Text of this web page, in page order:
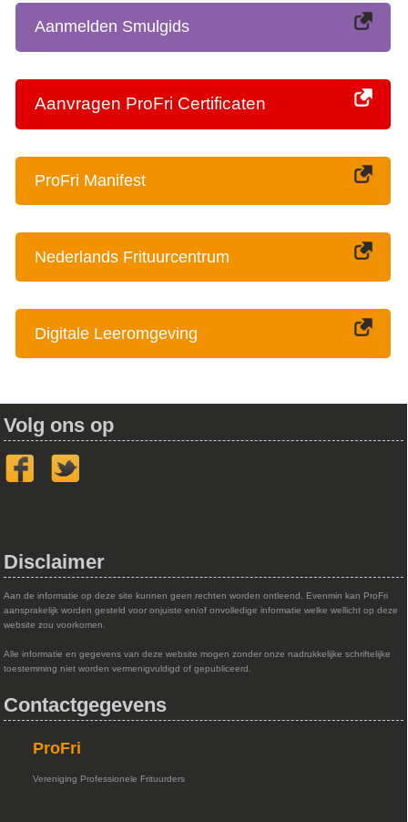
Aanmelden Smulgids
Aanvragen ProFri Certificaten
ProFri Manifest
Nederlands Frituurcentrum
Digitale Leeromgeving
Volg ons op
Disclaimer
Aan de informatie op deze site kunnen geen rechten worden ontleend. Evenmin kan ProFri
aansprakelijk worden gesteld voor onjuiste en/of onvolledige informatie welke wellicht op deze
website zou voorkomen.
Alle informatie en gegevens van deze website mogen zonder onze nadrukkelijke schriftelijke
toestemming niet worden vermenigvuldigd of gepubliceerd.
Contactgegevens
ProFri
Vereniging Professionele Frituurders